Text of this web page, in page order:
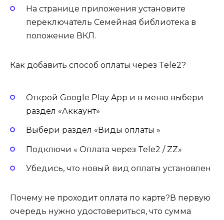
На странице приложения установите
переключатель Семейная библиотека в
положение ВКЛ.
Как добавить способ оплаты через Tele2?
Открой Google Play App и в меню выбери
раздел «Аккаунт»
Выбери раздел «Виды оплаты »
Подключи « Оплата через Tele2 / ZZ»
Убедись, что новый вид оплаты установлен
Почему не проходит оплата по карте?В первую
очередь нужно удостовериться, что сумма